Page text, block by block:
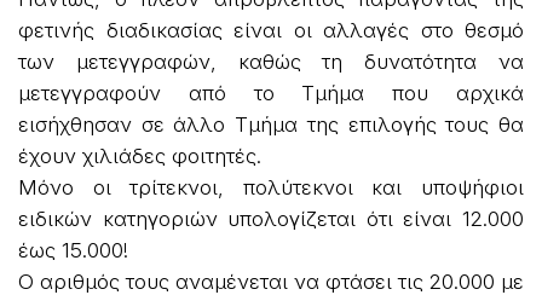
φετινής διαδικασίας είναι οι αλλαγές στο θεσμό
των μετεγγραφών, καθώς τη δυνατότητα να
μετεγγραφούν από το Τμήμα που αρχικά
εισήχθησαν σε άλλο Τμήμα της επιλογής τους θα
έχουν χιλιάδες φοιτητές.
Μόνο οι τρίτεκνοι, πολύτεκνοι και υποψήφιοι
ειδικών κατηγοριών υπολογίζεται ότι είναι 12.000
έως 15.000!
Ο αριθμός τους αναμένεται να φτάσει τις 20.000 με